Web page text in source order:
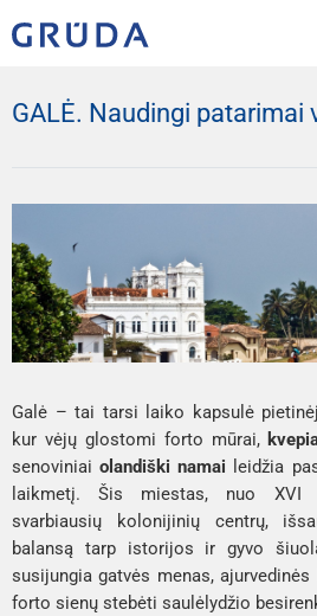
GALĖ. Naudingi patarimai
Galė – tai tarsi laiko kapsulė
kur vėjų glostomi forto mūrai,
senoviniaiolandiški namai leidžia
laikmetį. Šis miestas, nuo XVI
svarbiausių kolonijinių centrų,
balansą tarp istorijos ir gyvo
susijungia gatvės menas,
forto sienų stebėti saulėlydžio